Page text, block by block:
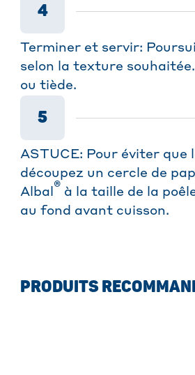
4
Terminer et servir:
selon la texture
ou tiède.
5
ASTUCE: Pour éviter que
découpez un cercle de
Albal ® à la taille de la
au fond avant cuisson.
PRODUITS